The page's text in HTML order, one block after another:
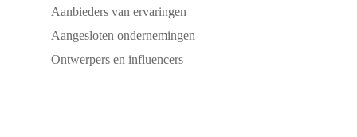
Aanbieders van ervaringen
Aangesloten ondernemingen
Ontwerpers en influencers